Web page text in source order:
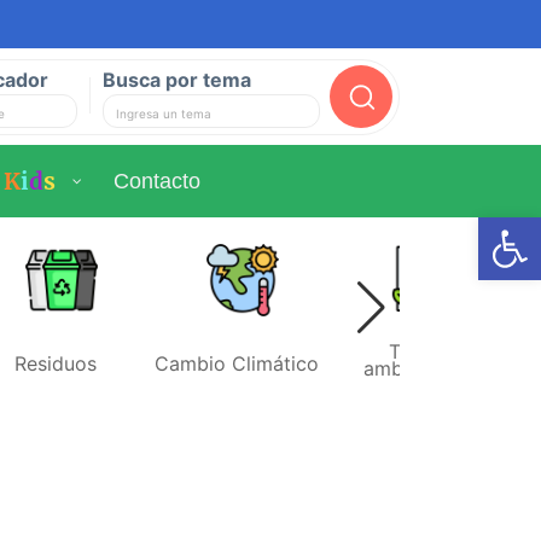
Busca por tema
Buscar
Kids Contacto
Residuos Cambio Climático Temas
ambientales